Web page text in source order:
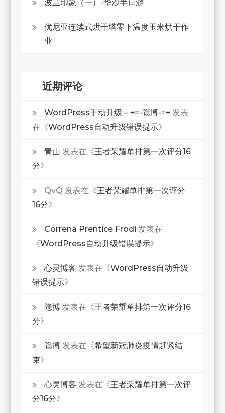
波兰印象（一）-华沙半日游
优尼亚连续式烘干塔零下温度玉米烘干作
业
近期评论
WordPress手动升级 – ≡=-隐博-=≡发表
在《WordPress自动升级错误提示》
青山 发表在《王者荣耀单排第一次评分16
分》
QvQ 发表在《王者荣耀单排第一次评分
16分》
Correna Prentice Frodi 发表在
《WordPress自动升级错误提示》
心灵博客 发表在《WordPress自动升级
错误提示》
隐博发表在《王者荣耀单排第一次评分16
分》
隐博发表在《希望新冠肺炎疫情赶紧结
束》
心灵博客 发表在《王者荣耀单排第一次评
分16分》